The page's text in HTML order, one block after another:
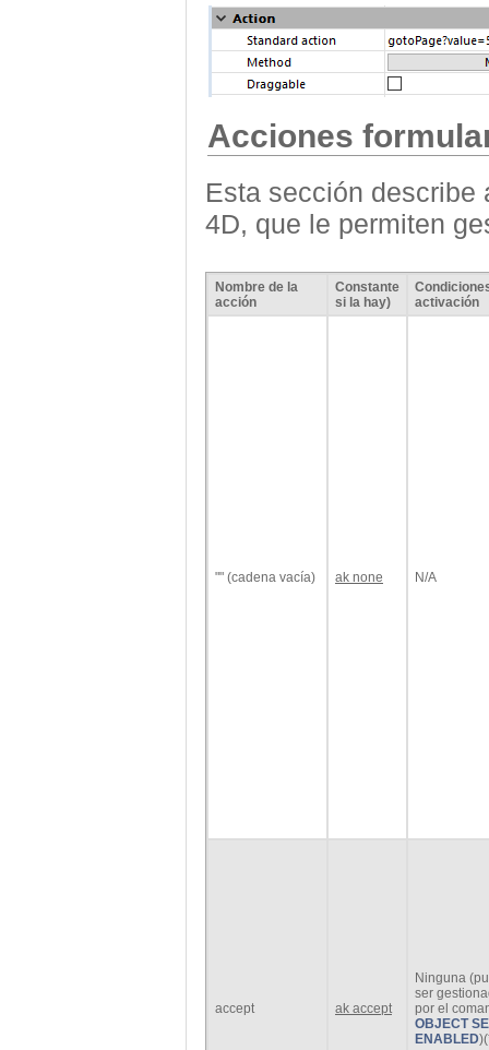
Acciones
Esta sección describe
4D, que le permiten
Nombre de la
acción
Constante
si la hay)
activación
"" (cadena vacía) ak none N/A
accept ak accept
Ninguna
ser
por el
OBJECT
ENABLED